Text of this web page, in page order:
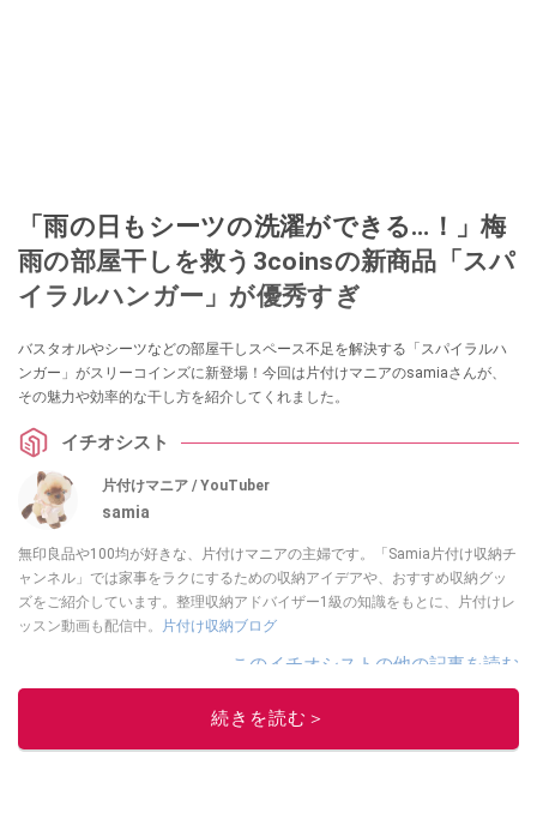
「雨の日もシーツの洗濯ができる…！」梅
雨の部屋干しを救う3coinsの新商品「スパ
イラルハンガー」が優秀すぎ
バスタオルやシーツなどの部屋干しスペース不足を解決する「スパイラルハ
ンガー」がスリーコインズに新登場！今回は片付けマニアのsamiaさんが、
その魅力や効率的な干し方を紹介してくれました。
イチオシスト
片付けマニア / YouTuber
samia
無印良品や100均が好きな、片付けマニアの主婦です。「Samia片付け収納チ
ャンネル」では家事をラクにするための収納アイデアや、おすすめ収納グッ
ズをご紹介しています。整理収納アドバイザー1級の知識をもとに、片付けレ
ッスン動画も配信中。
片付け収納ブログ
このイチオシストの他の記事を読む
続きを読む＞